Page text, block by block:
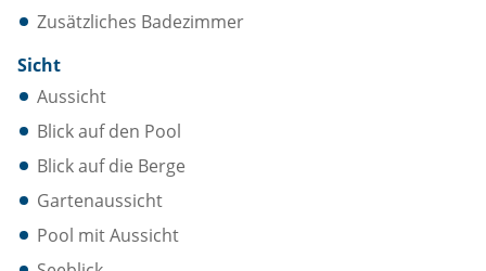
Zusätzliches Badezimmer
Sicht
Aussicht
Blick auf den Pool
Blick auf die Berge
Gartenaussicht
Pool mit Aussicht